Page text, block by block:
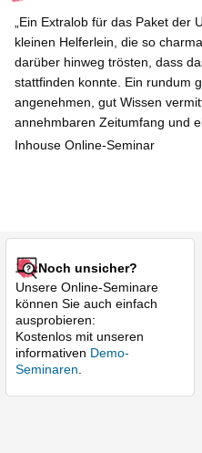
„Ein Extralob für das Paket der
kleinen Helferlein, die so
darüber hinweg trösten, dass
stattfinden konnte. Ein rundum
angenehmen, gut Wissen
annehmbaren Zeitumfang und
Inhouse Online-Seminar
Noch unsicher?
Unsere Online-Seminare
können Sie auch einfach
ausprobieren:
Kostenlos mit unseren
informativen Demo-
Seminaren.